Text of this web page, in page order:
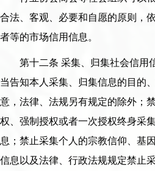
合法、客观、必要和自愿的原则，
者等的市场信用信息。
第十二条 采集、归集社会信用
当告知本人采集、归集信息的目的
意，法律、法规另有规定的除外；
权、强制授权或者一次授权终身采
息；禁止采集个人的宗教信仰、基
信息以及法律、行政法规规定禁止